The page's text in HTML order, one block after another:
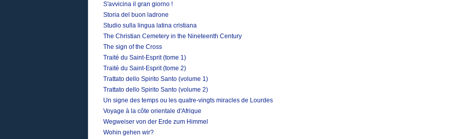
S'avvicina il gran giorno !
Storia del buon ladrone
Studio sulla lingua latina cristiana
The Christian Cemetery in the Nineteenth Century
The sign of the Cross
Traité du Saint-Esprit (tome 1)
Traité du Saint-Esprit (tome 2)
Trattato dello Spirito Santo (volume 1)
Trattato dello Spirito Santo (volume 2)
Un signe des temps ou les quatre-vingts miracles de Lourdes
Voyage à la côte orientale d'Afrique
Wegweiser von der Erde zum Himmel
Wohin gehen wir?